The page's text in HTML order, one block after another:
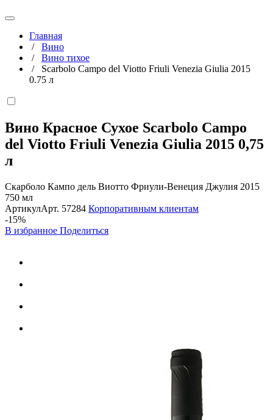
Главная
/ Вино
/ Вино тихое
/ Scarbolo Campo del Viotto Friuli Venezia Giulia 2015
0.75 л
Вино Красное Сухое Scarbolo Campo
del Viotto Friuli Venezia Giulia 2015 0,75
л
Скарболо Кампо дель Виотто Фриули-Венеция Джулия 2015
750 мл
АртикулАрт. 57284 Корпоративным клиентам
-15%
В избранное Поделиться